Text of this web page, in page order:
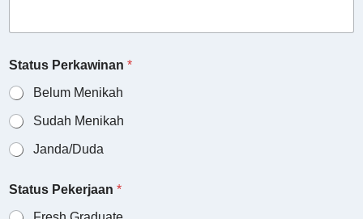
Status Perkawinan *
Belum Menikah
Sudah Menikah
Janda/Duda
Status Pekerjaan *